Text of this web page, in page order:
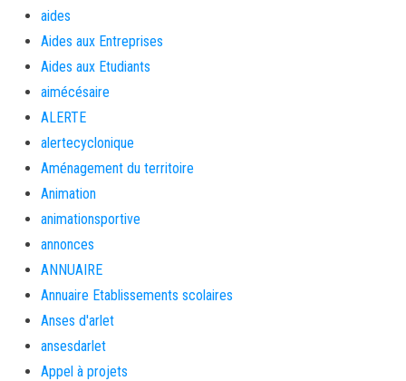
aides
Aides aux Entreprises
Aides aux Etudiants
aimécésaire
ALERTE
alertecyclonique
Aménagement du territoire
Animation
animationsportive
annonces
ANNUAIRE
Annuaire Etablissements scolaires
Anses d'arlet
ansesdarlet
Appel à projets